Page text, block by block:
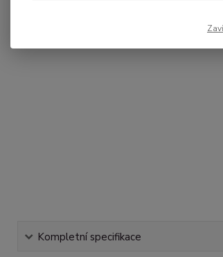
Kompletní specifikace